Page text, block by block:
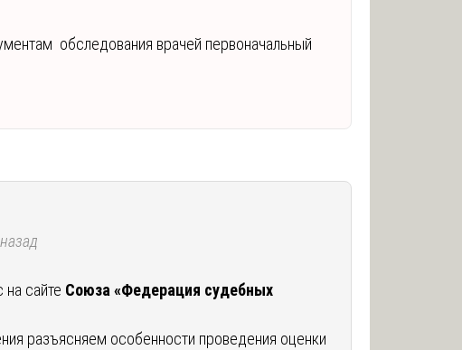
обследования врачей первоначальный
на сайте Союза «Федерация судебных
разъясняем особенности проведения оценки